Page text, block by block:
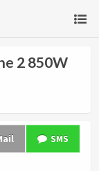
2 850W
SMS